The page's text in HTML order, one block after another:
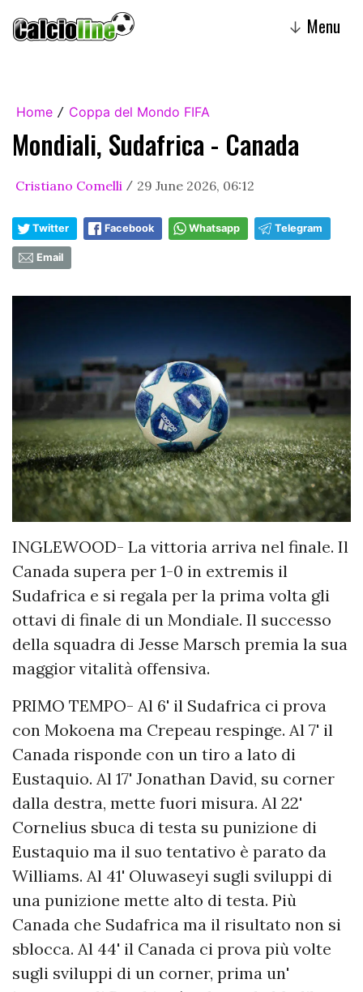
↓ Menu
Home / Coppa del Mondo FIFA
Mondiali, Sudafrica - Canada
Cristiano Comelli / 29 June 2026, 06:12
Twitter Facebook Whatsapp Telegram
Email
INGLEWOOD- La vittoria arriva nel finale. Il
Canada supera per 1-0 in extremis il
Sudafrica e si regala per la prima volta gli
ottavi di finale di un Mondiale. Il successo
della squadra di Jesse Marsch premia la sua
maggior vitalità offensiva.
PRIMO TEMPO- Al 6' il Sudafrica ci prova
con Mokoena ma Crepeau respinge. Al 7' il
Canada risponde con un tiro a lato di
Eustaquio. Al 17' Jonathan David, su corner
dalla destra, mette fuori misura. Al 22'
Cornelius sbuca di testa su punizione di
Eustaquio ma il suo tentativo è parato da
Williams. Al 41' Oluwaseyi sugli sviluppi di
una punizione mette alto di testa. Più
Canada che Sudafrica ma il risultato non si
sblocca. Al 44' il Canada ci prova più volte
sugli sviluppi di un corner, prima un'